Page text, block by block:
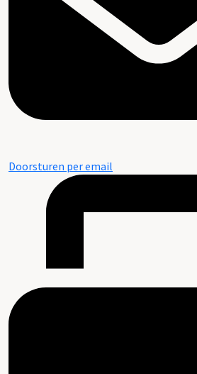
Doorsturen per email